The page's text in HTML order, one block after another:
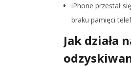
iPhone przestał
braku pamięci
Jak działa